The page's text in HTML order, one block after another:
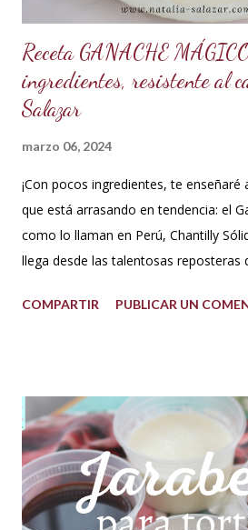
Receta GANACHE
ingredientes, resistente al
Salazar
marzo 06, 2024
¡Con pocos ingredientes, te enseñaré
que está arrasando en tendencia: el
como lo llaman en Perú, Chantilly
llega desde las talentosas reposteras
propiedad de solidificarse al
auténtica maravilla. Se lo puede
formas con el mismo resultado,
es una crema que tiene una parte de
de crema de leche o nata, más
ganache aquí en mi Blog. 😉
COMPARTIR PUBLICAR UN